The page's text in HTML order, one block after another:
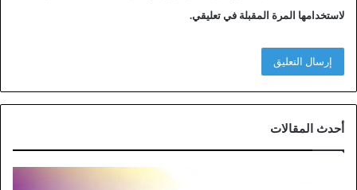
لاستخدامها المرة المقبلة في تعليقي.
أحدث المقالات